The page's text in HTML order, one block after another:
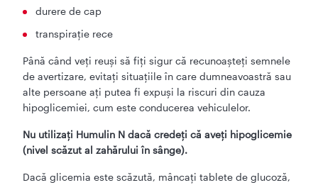
durere de cap
transpiraţie rece
Până când veți reuși să fiți sigur că recunoașteți semnele
de avertizare, evitaţi situaţiile în care dumneavoastră sau
alte persoane aţi putea fi expuşi la riscuri din cauza
hipoglicemiei, cum este conducerea vehiculelor.
Nu utilizați Humulin N dacă credeți că aveți hipoglicemie
(nivel scăzut al zahărului în sânge).
Dacă glicemia este scăzută, mâncați tablete de glucoză,